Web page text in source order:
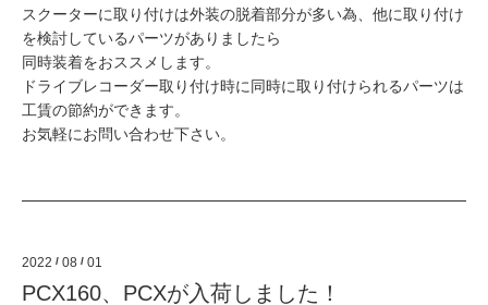
スクーターに取り付けは外装の脱着部分が多い為、他に取り付け
を検討しているパーツがありましたら
同時装着をおススメします。
ドライブレコーダー取り付け時に同時に取り付けられるパーツは
工賃の節約ができます。
お気軽にお問い合わせ下さい。
2022 / 08 / 01
PCX160、PCXが入荷しました！